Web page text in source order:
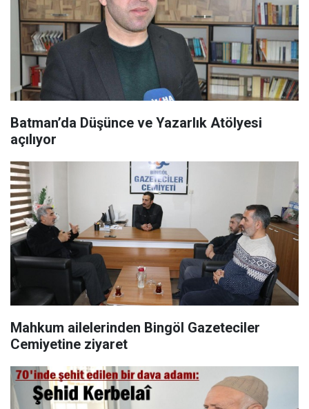
Batman’da Düşünce ve Yazarlık Atölyesi
açılıyor
​Mahkum ailelerinden Bingöl Gazeteciler
Cemiyetine ziyaret